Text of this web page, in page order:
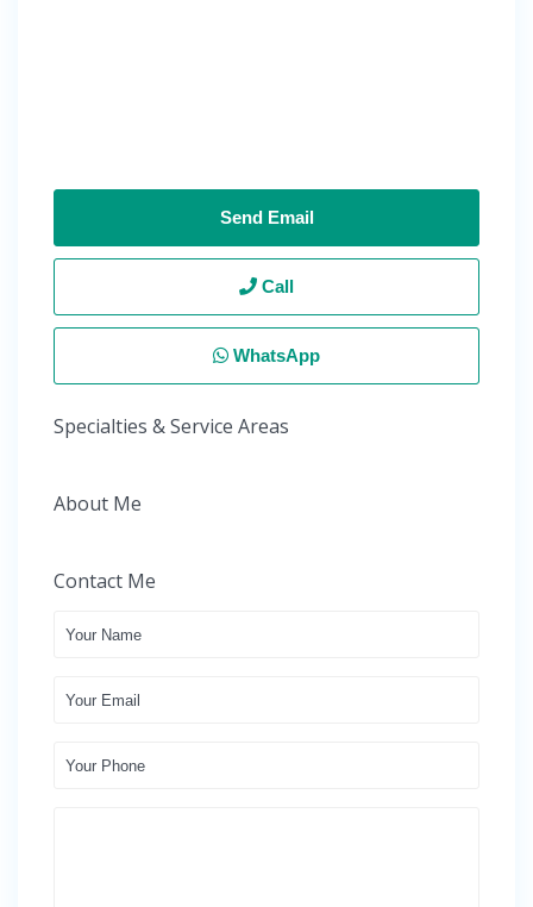
Send Email
Call
WhatsApp
Specialties & Service Areas
About Me
Contact Me